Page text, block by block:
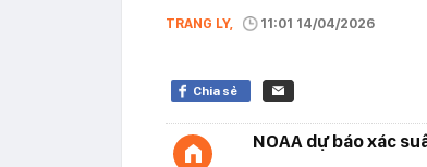
TRANG LY, 11:01 14/04/2026
Chia sẻ
NOAA dự báo xác